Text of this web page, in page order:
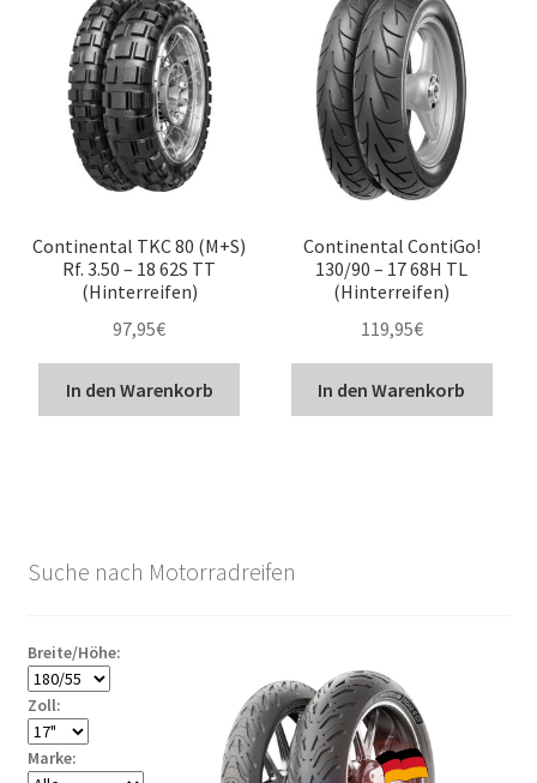
Continental TKC 80 (M+S)
Rf. 3.50 – 18 62S TT
(Hinterreifen)
97,95€
In den Warenkorb
Continental ContiGo!
130/90 – 17 68H TL
(Hinterreifen)
119,95€
In den Warenkorb
Suche nach Motorradreifen
Breite/Höhe:
Zoll:
Marke: